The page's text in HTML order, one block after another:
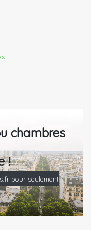
chambres
!
pour seulement